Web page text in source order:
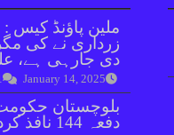
ملین پاؤنڈ
زرداری نے کی
دی جارہی ہے،
January 14, 2025
بلوچستان
دفعہ 144 نافذ کردی